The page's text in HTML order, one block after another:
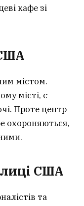
кафе зі
містом.
місті, є
Проте центр
охороняються,
США
та